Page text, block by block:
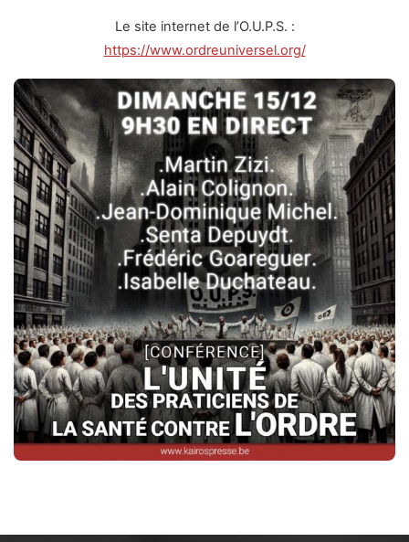
Le site internet de l’O.U.P.S. :
https://www.ordreuniversel.org/